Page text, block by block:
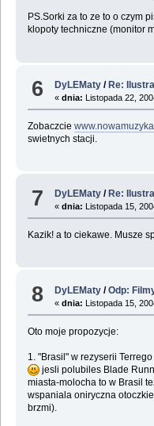
PS.Sorki za to ze to o czym
klopoty techniczne (monitor
6 DyLEMaty /Re:
«dnia: Listopada 22,
Zobaczcie
swietnych stacji.
7 DyLEMaty / Re:
«dnia: Listopada 15,
Kazik! a to ciekawe. Musze
8 DyLEMaty /Odp:
«dnia: Listopada 15,
Oto moje propozycje:
1. "Brasil" w rezyserii
jesli polubiles Blade
miasta-molocha to w Brasil
wspaniala oniryczna
brzmi).